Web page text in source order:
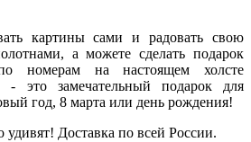
картины сами и радовать свою
а можете сделать подарок
номерам на настоящем холсте
- это замечательный подарок для
год, 8 марта или день рождения!
Доставка по всей России.